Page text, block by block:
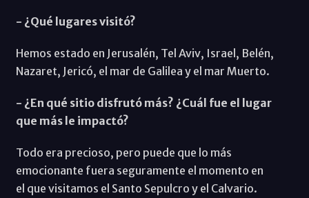
- ¿Qué lugares visitó?
Hemos estado en Jerusalén, Tel Aviv, Israel, Belén,
Nazaret, Jericó, el mar de Galilea y el mar Muerto.
- ¿En qué sitio disfrutó más? ¿Cuál fue el lugar
que más le impactó?
Todo era precioso, pero puede que lo más
emocionante fuera seguramente el momento en
el que visitamos el Santo Sepulcro y el Calvario.